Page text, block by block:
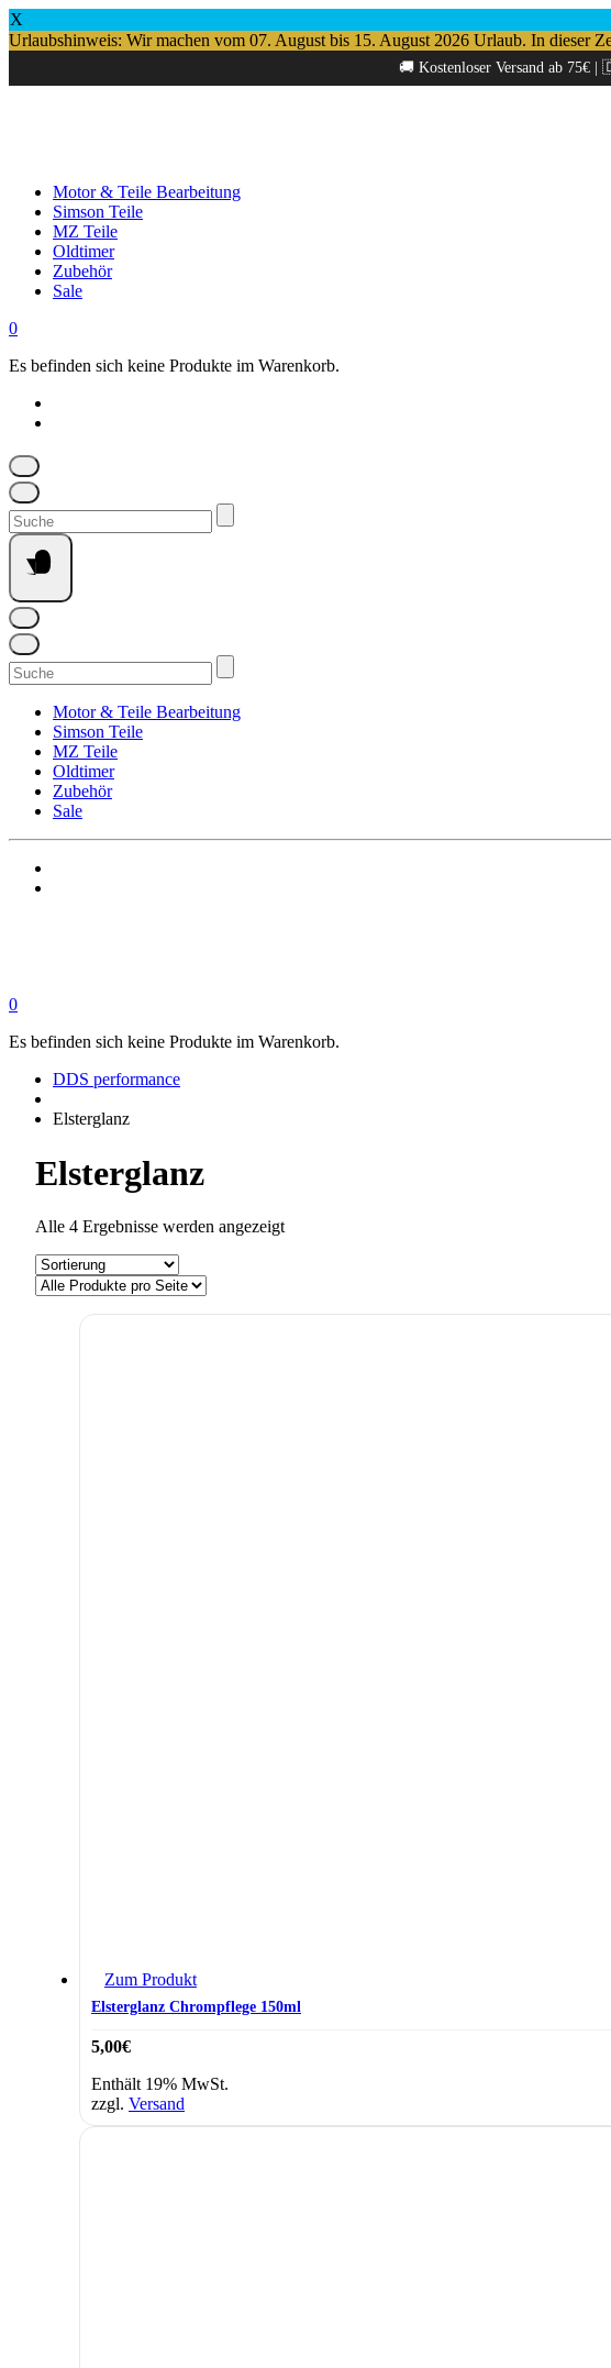
X
Urlaubshinweis: Wir machen vom 07. August bis 15. August 2026 Urlaub. In dieser
🚚 Kostenloser Versand ab 75€
Motor & Teile Bearbeitung
Simson Teile
MZ Teile
Oldtimer
Zubehör
Sale
0
Es befinden sich keine Produkte im Warenkorb.
Suchen
nach:
Suchen
nach:
Motor & Teile Bearbeitung
Simson Teile
MZ Teile
Oldtimer
Zubehör
Sale
0
Es befinden sich keine Produkte im Warenkorb.
DDS performance
Elsterglanz
Elsterglanz
Alle 4 Ergebnisse werden angezeigt
Zum Produkt
Elsterglanz Chrompflege 150ml
5,00€
Enthält 19% MwSt.
zzgl. Versand